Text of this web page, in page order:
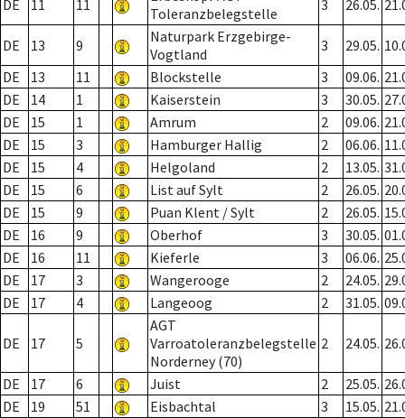
DE 11 11
Toleranzbelegstelle
3 26.05.
DE 13 9
Naturpark Erzgebirge-
Vogtland
3 29.05.
DE
13 11 Blockstelle 3 09.06.
DE
14 1 Kaiserstein 3 30.05.
DE
15 1 Amrum 2 09.06.
DE
15 3 Hamburger Hallig 2 06.06.
DE
15 4 Helgoland 2 13.05.
DE
15 6 List auf Sylt 2 26.05.
DE
15 9 Puan Klent / Sylt 2 26.05.
DE
16 9 Oberhof 3 30.05.
DE
16 11 Kieferle 3 06.06.
DE
17 3 Wangerooge 2 24.05.
DE
17 4 Langeoog 2 31.05.
DE 17 5
AGT
Varroatoleranzbelegstelle
Norderney (70)
2 24.05.
DE 17 6 Juist 2 25.05.
DE
19 51 Eisbachtal 3 15.05.